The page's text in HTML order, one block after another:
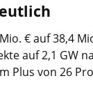
€ auf 38,4
auf 2,1 GW
Plus von 26